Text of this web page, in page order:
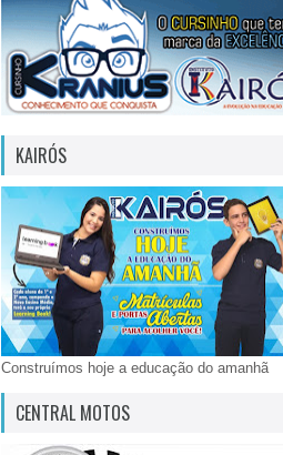
KAIRÓS
Construímos hoje a educação do amanhã
CENTRAL MOTOS